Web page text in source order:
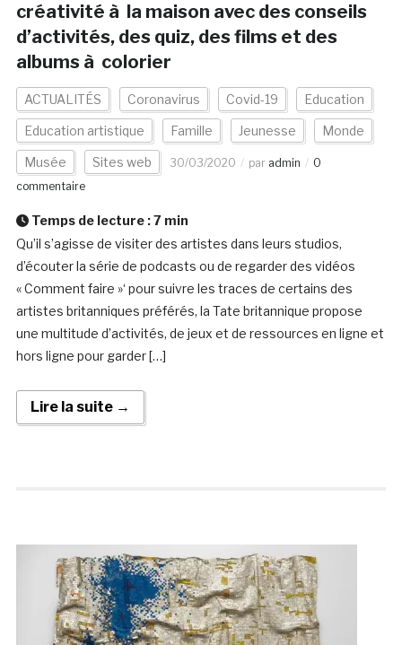
créativité à la maison avec des conseils
d’activités, des quiz, des films et des
albums à colorier
ACTUALITÉS Coronavirus Covid-19 Education
Education artistique Famille Jeunesse Monde
Musée Sites web 30/03/2020 par admin
0
commentaire
Temps de lecture :7 min
Qu’il s’agisse de visiter des artistes dans leurs studios,
d’écouter la série de podcasts ou de regarder des vidéos
« Comment faire »‘ pour suivre les traces de certains des
artistes britanniques préférés, la Tate britannique propose
une multitude d’activités, de jeux et de ressources en ligne et
hors ligne pour garder […]
Lire la suite →